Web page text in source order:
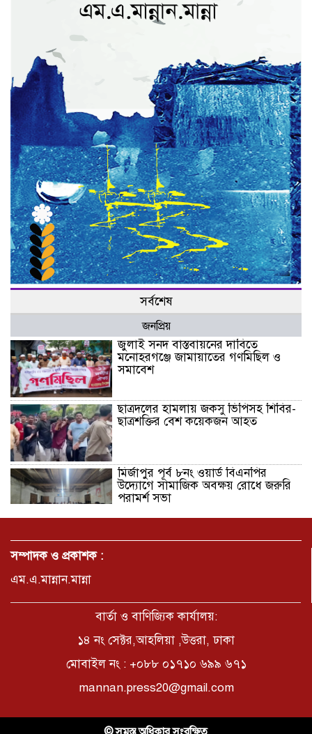
সর্বশেষ
জনপ্রিয়
জুলাই সনদ বাস্তবায়নের দাবিতে
মনোহরগঞ্জে জামায়াতের গণমিছিল ও
সমাবেশ
ছাত্রদলের হামলায় জকসু ভিপিসহ শিবির-
ছাত্রশক্তির বেশ কয়েকজন আহত
মির্জাপুর পূর্ব ৮নং ওয়ার্ড বিএনপির
উদ্যোগে সামাজিক অবক্ষয় রোধে জরুরি
পরামর্শ সভা
ভ্রমণ কাহিনী: পদ্মা পারে আনন্দ ভ্রমণ –
সময় –মুক্তা পারভীন
কক্সবাজার ইনানী বিচে ‘কুমিল্লা কবি
স্মারক বিতরণ
পাবনার মোঃ হাবিবুর রহমান (শুভ)-কে
সম্পাদক ও প্রকাশক :
এম.এ.মান্নান.মান্না
বার্তা ও বাণিজ্যিক কার্যালয়:
১৪ নং সেক্টর,আহলিয়া ,উত্তরা, ঢাকা
মোবাইল নং : +০৮৮ ০১৭১০ ৬৯৯ ৬৭১
mannan.press20@gmail.com